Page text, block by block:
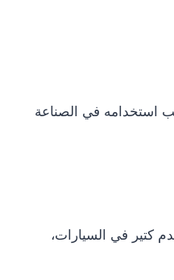
استخدامه في الصناعة
كتير في السيارات،